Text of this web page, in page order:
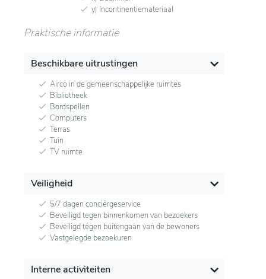
y) Incontinentiemateriaal
Praktische informatie
Beschikbare uitrustingen
Airco in de gemeenschappelijke ruimtes
Bibliotheek
Bordspellen
Computers
Terras
Tuin
TV ruimte
Veiligheid
5/7 dagen conciërgeservice
Beveiligd tegen binnenkomen van bezoekers
Beveiligd tegen buitengaan van de bewoners
Vastgelegde bezoekuren
Interne activiteiten